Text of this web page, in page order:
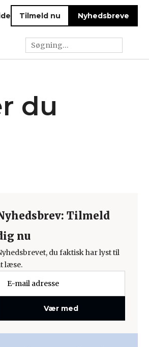
Tilmeld nu Nyhedsbreve
du
Tilmeld
nu
du faktisk har lyst til
læse.
Vær med